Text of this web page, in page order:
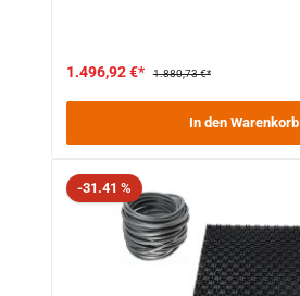
1.496,92 €* 1.880,73 €*
In den Warenkorb
Rabatt
-31.41 %